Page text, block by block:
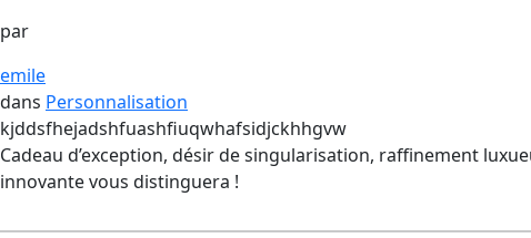
par
emile
dans Personnalisation
kjddsfhejadshfuashfiuqwhafsidjckhhgvw
Cadeau d’exception, désir de singularisation, raffinement
innovante vous distinguera !